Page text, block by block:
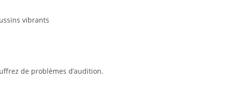
vibrants
de problèmes d’audition.